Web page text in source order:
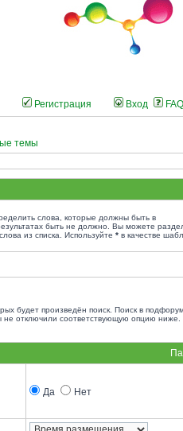
Регистрация Вход FAQ
темы
слова, которые должны быть в
быть не должно. Вы можете
из списка. Используйте * в качестве
будет произведён поиск. Поиск в
не отключили соответствующую опцию ниже.
Да Нет